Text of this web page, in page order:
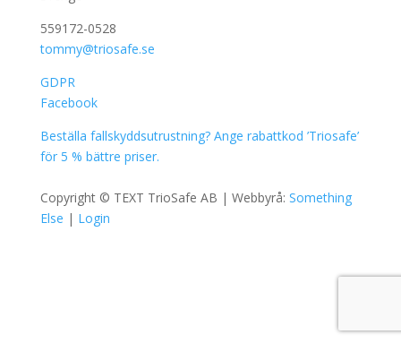
559172-0528
tommy@triosafe.se
GDPR
Facebook
Beställa fallskyddsutrustning? Ange rabattkod ’Triosafe’
för 5 % bättre priser.
Copyright © TEXT TrioSafe AB | Webbyrå: Something
Else | Login